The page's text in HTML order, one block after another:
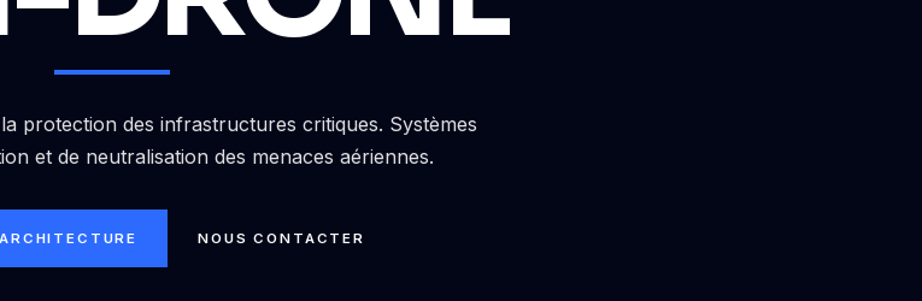
protection des infrastructures critiques. Systèmes
et de neutralisation des menaces aériennes.
NOUS CONTACTER